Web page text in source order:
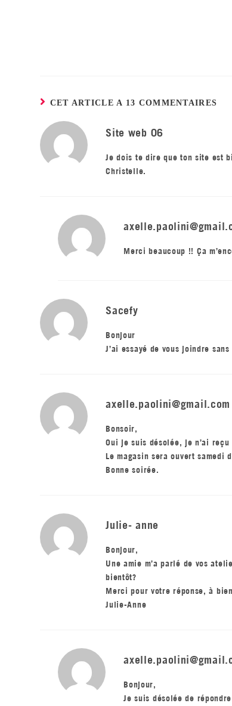
CET ARTICLE A 13 COMMENTAIRES
Site web 06
Je dois te dire que ton site est
Christelle.
Merci beaucoup !! Ça
Sacefy
Bonjour
J’ai essayé de vous joindre
axelle.paolini@gmail.com
Bonsoir,
Oui je suis désolée, je n’ai
Le magasin sera ouvert
Bonne soirée.
Julie- anne
Bonjour,
Une amie m’a parlé de vos
bientôt?
Merci pour votre réponse, à
Julie-Anne
Bonjour,
Je suis désolée de